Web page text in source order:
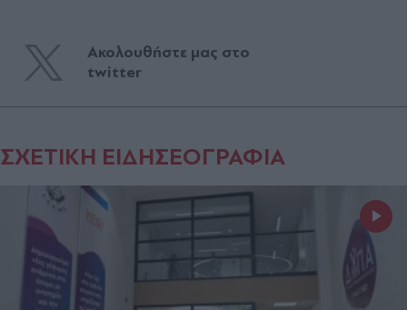
Ακολουθήστε μας στο
twitter
ΣΧΕΤΙΚΗ ΕΙΔΗΣΕΟΓΡΑΦΙΑ